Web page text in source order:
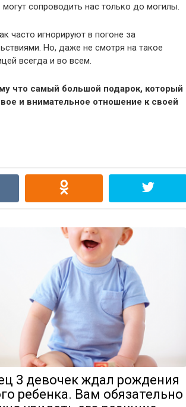
сопроводить нас только до могилы.
часто игнорируют в погоне за
Но, даже не смотря на такое
всегда и во всем.
что самый большой подарок, который
и внимательное отношение к своей
3 девочек ждал рождения
ребенка. Вам обязательно